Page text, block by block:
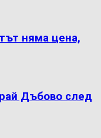
няма цена,
Дъбово след